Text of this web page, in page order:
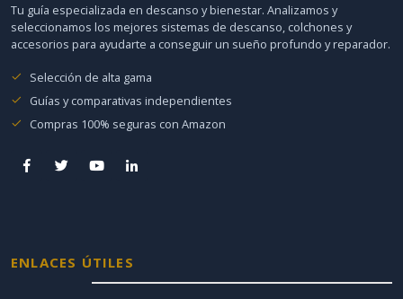
Tu guía especializada en descanso y bienestar. Analizamos y
seleccionamos los mejores sistemas de descanso, colchones y
accesorios para ayudarte a conseguir un sueño profundo y reparador.
Selección de alta gama
Guías y comparativas independientes
Compras 100% seguras con Amazon
ENLACES ÚTILES